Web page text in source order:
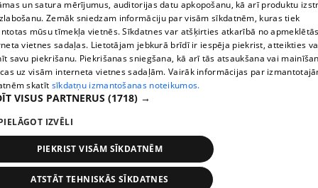
1188 datu bāzes, tās daļas vai datu bāzē iekļautās informācijas,
vai informācijas daļas pavairošana vai izplatīšana jebkādā formā
stingri aizliegta. Tāpat arī ir aizliegta lejupielāde automātiskā
režīmā. Jebkura 1188 web lapā publicētā materiāla
pārpublicēšana ir kategoriski aizliegta bez 1188 web lapas
redakcijas atļaujas.
Portāla palīdzības dienests: e-pasts -
IzstrādātsSIA Helio Media2004-2026
un satura mērījumus, auditorijas datu apkopošanu, kā arī produktu
Zemāk sniedzam informāciju par visām sīkdatnēm, kuras tiek
mūsu tīmekļa vietnēs. Sīkdatnes var atšķirties atkarībā no
vietnes sadaļas. Lietotājam jebkurā brīdī ir iespēja piekrist, atteikties
savu piekrišanu. Piekrišanas sniegšana, kā arī tās atsaukšana vai
uz visām interneta vietnes sadaļām. Vairāk informācijas par
skatīt sīkdatņu izmantošanas noteikumos.
VISUS PARTNERUS (1718) →
IZVĒLI
PIEKRIST VISĀM SĪKDATNĒM
ATSTĀT TEHNISKĀS SĪKDATNES